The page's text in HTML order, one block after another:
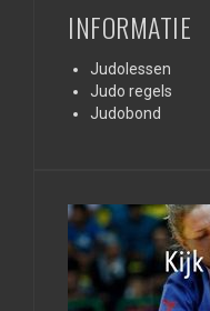
INFORMATIE
Judolessen
Judo regels
Judobond